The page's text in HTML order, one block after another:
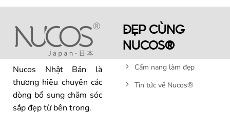
Nucos Nhật Bản là
thương hiệu chuyên các
dòng bổ sung chăm sóc
sắp đẹp từ bên trong.
ĐẸP CÙNG
NUCOS®
Cẩm nang làm đẹp
Tin tức về Nucos®